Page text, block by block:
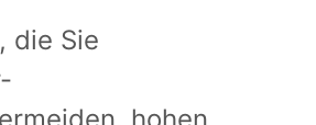
die Sie